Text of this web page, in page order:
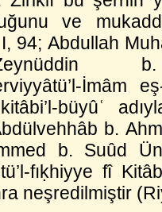
ve
94; Abdullah
İmâm
büyûʿ
b.
b. Suûd
fıḳhiyye fî
neşredilmiştir